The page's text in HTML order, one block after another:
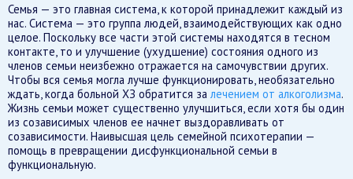
Семья — это главная система, к которой принадлежит каждый из
нас. Система — это группа людей, взаимодействующих как одно
целое. Поскольку все части этой системы находятся в тесном
контакте, то и улучшение (ухудшение) состояния одного из
членов семьи неизбежно отражается на самочувствии других.
Чтобы вся семья могла лучше функционировать, необязательно
ждать, когда больной ХЗ обратится за лечением от алкоголизма.
Жизнь семьи может существенно улучшиться, если хотя бы один
из созависимых членов ее начнет выздоравливать от
созависимости. Наивысшая цель семейной психотерапии —
помощь в превращении дисфункциональной семьи в
функциональную.